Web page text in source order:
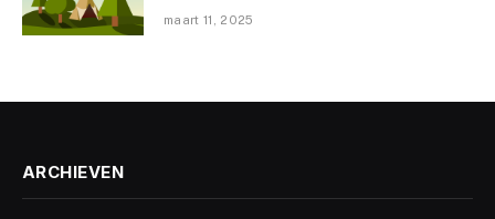
maart 11, 2025
ARCHIEVEN